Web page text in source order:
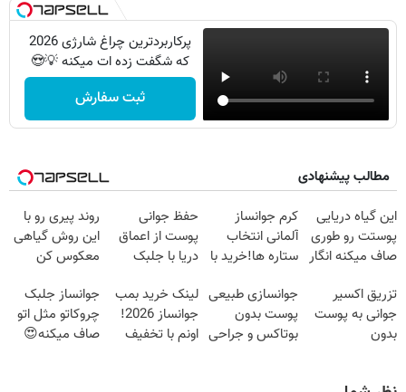
پرکاربردترین چراغ شارژی 2026
که شگفت زده ات میکنه 💡😍
ثبت سفارش
مطالب پیشنهادی
این گیاه دریایی
پوستت رو طوری
صاف میکنه انگار
شدی🔥
کرم جوانساز
آلمانی انتخاب
ستاره ها!خرید با
حفظ جوانی
پوست از اعماق
دریا با جلبک
روند پیری رو با
این روش گیاهی
معکوس کن
تزریق اکسیر
جوانی به پوست
بدون
جوانسازی طبیعی
پوست بدون
بوتاکس و جراحی
لینک خرید بمب
جوانساز 2026!
اونم با تخفیف
جوانساز جلبک
چروکاتو مثل اتو
صاف میکنه😍